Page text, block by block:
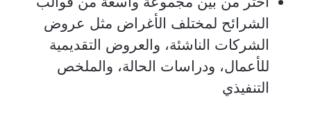
الشرائح لمختلف الأغراض مثل عروض
الشركات الناشئة، والعروض التقديمية
للأعمال، ودراسات الحالة، والملخص
التنفيذي